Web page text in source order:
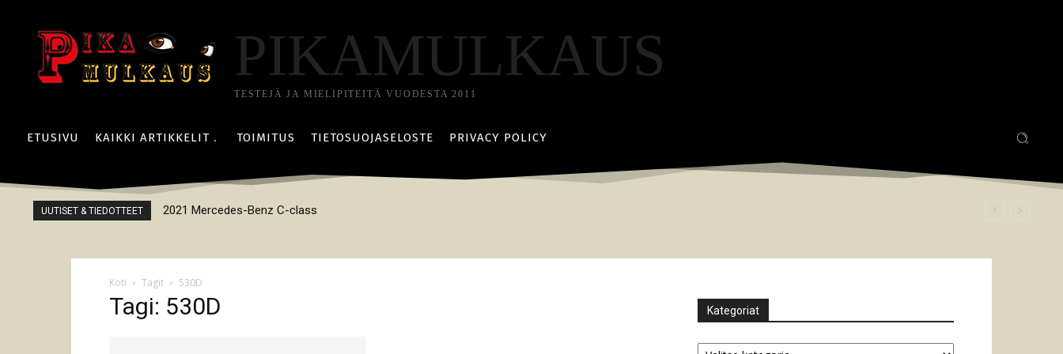
PIKAMULKAUS
TESTEJÄ JA MIELIPITEITÄ VUODESTA 2011
ETUSIVU KAIKKI ARTIKKELIT TOIMITUS TIETOSUOJASELOSTE PRIVACY POLICY
UUTISET & TIEDOTTEET 2021 Mercedes-Benz C-class
Koti Tagit 530D
Tagi: 530D Kategoriat
Kategoriat